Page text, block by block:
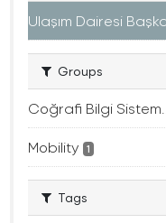
Ulaşım Dairesi
Groups
Coğrafi Bilgi Sistem...
Mobility 1
Tags